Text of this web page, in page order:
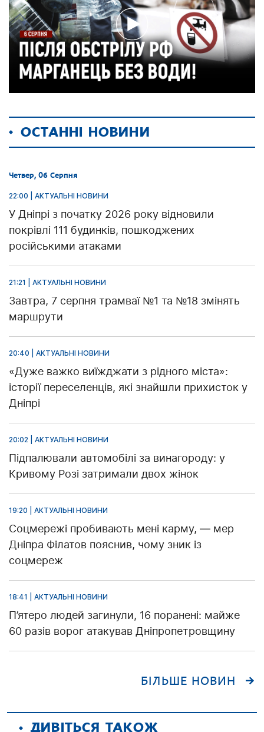
ОСТАННІ НОВИНИ
Четвер, 06 Серпня
22:00 | АКТУАЛЬНІ НОВИНИ
У Дніпрі з початку 2026 року відновили
покрівлі 111 будинків, пошкоджених
російськими атаками
21:21 | АКТУАЛЬНІ НОВИНИ
Завтра, 7 серпня трамваї №1 та №18 змінять
маршрути
20:40 | АКТУАЛЬНІ НОВИНИ
«Дуже важко виїжджати з рідного міста»:
історії переселенців, які знайшли прихисток у
Дніпрі
20:02 | АКТУАЛЬНІ НОВИНИ
Підпалювали автомобілі за винагороду: у
Кривому Розі затримали двох жінок
19:20 | АКТУАЛЬНІ НОВИНИ
Соцмережі пробивають мені карму, — мер
Дніпра Філатов пояснив, чому зник із
соцмереж
18:41 | АКТУАЛЬНІ НОВИНИ
П’ятеро людей загинули, 16 поранені: майже
60 разів ворог атакував Дніпропетровщину
БІЛЬШЕ НОВИН
ДИВІТЬСЯ ТАКОЖ